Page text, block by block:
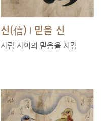
신(信) | 믿을 신
사람 사이의 믿음을 지킴